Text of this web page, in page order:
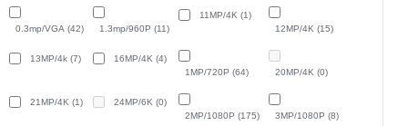
0.3mp/VGA (42) 1.3mp/960P (11)
11MP/4K (1)
12MP/4K (15)
13MP/4k (7) 16MP/4K (4)
1MP/720P (64) 20MP/4K (0)
21MP/4K (1) 24MP/6K (0)
2MP/1080P (175) 3MP/1080P (8)